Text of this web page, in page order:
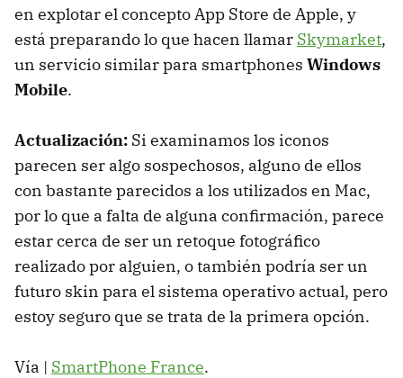
en explotar el concepto App Store de Apple, y
está preparando lo que hacen llamar Skymarket,
un servicio similar para smartphones Windows
Mobile.
Actualización: Si examinamos los iconos
parecen ser algo sospechosos, alguno de ellos
con bastante parecidos a los utilizados en Mac,
por lo que a falta de alguna confirmación, parece
estar cerca de ser un retoque fotográfico
realizado por alguien, o también podría ser un
futuro skin para el sistema operativo actual, pero
estoy seguro que se trata de la primera opción.
Vía | SmartPhone France.